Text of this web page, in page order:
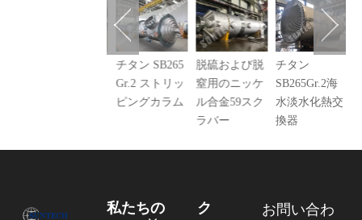
チタン SB265
Gr.2 ストリッ
ピングカラム
脱硫および脱
窒用のニッケ
ル合金59スク
ラバー
チタン
SB265Gr.2海
水淡水化熱交
換器
私たちの
ク
お問い合わ